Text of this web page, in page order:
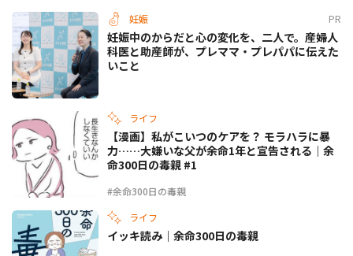
妊娠 PR
妊娠中のからだと心の変化を、二人で。産婦人
科医と助産師が、プレママ・プレパパに伝えた
いこと
ライフ
#余命300日の毒親
【漫画】私がこいつのケアを？ モラハラに暴
力……大嫌いな父が余命1年と宣告される｜余
命300日の毒親 #1
ライフ
イッキ読み｜余命300日の毒親